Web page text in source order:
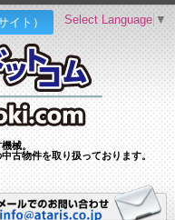
イト）
械。
古物件を取り扱っております。
Select Language ▼